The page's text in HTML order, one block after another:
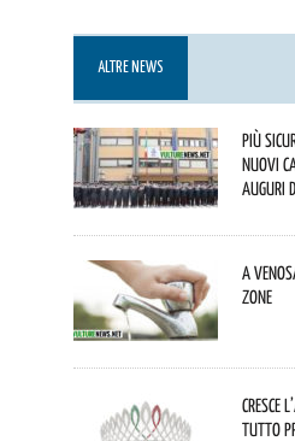
ALTRE NEWS
Più
nuovi
Auguri
A
zone
Cresce
tutto